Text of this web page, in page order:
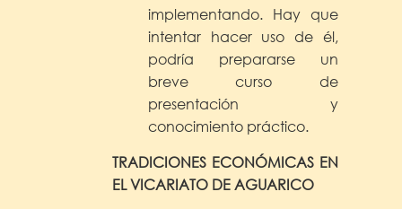
implementando. Hay que
intentar hacer uso de él,
podría prepararse un
breve curso de
presentación y
conocimiento práctico.
TRADICIONES ECONÓMICAS EN
EL VICARIATO DE AGUARICO